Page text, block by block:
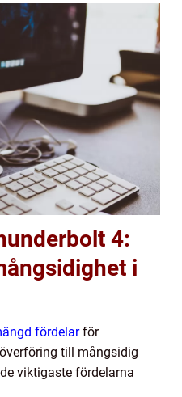
4:
i
fördelarför
till mångsidig
viktigaste fördelarna